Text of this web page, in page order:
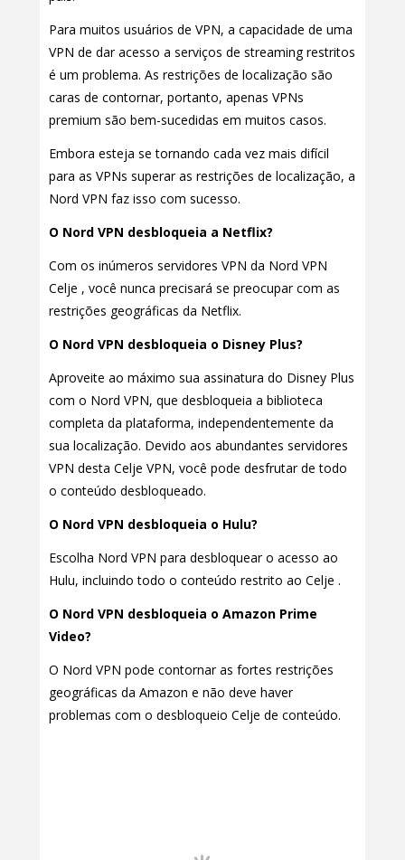
Para muitos usuários de VPN, a capacidade de uma
VPN de dar acesso a serviços de streaming restritos
é um problema. As restrições de localização são
caras de contornar, portanto, apenas VPNs
premium são bem-sucedidas em muitos casos.
Embora esteja se tornando cada vez mais difícil
para as VPNs superar as restrições de localização, a
Nord VPN faz isso com sucesso.
O Nord VPN desbloqueia a Netflix?
Com os inúmeros servidores VPN da Nord VPN
Celje , você nunca precisará se preocupar com as
restrições geográficas da Netflix.
O Nord VPN desbloqueia o Disney Plus?
Aproveite ao máximo sua assinatura do Disney Plus
com o Nord VPN, que desbloqueia a biblioteca
completa da plataforma, independentemente da
sua localização. Devido aos abundantes servidores
VPN desta Celje VPN, você pode desfrutar de todo
o conteúdo desbloqueado.
O Nord VPN desbloqueia o Hulu?
Escolha Nord VPN para desbloquear o acesso ao
Hulu, incluindo todo o conteúdo restrito ao Celje .
O Nord VPN desbloqueia o Amazon Prime
Video?
O Nord VPN pode contornar as fortes restrições
geográficas da Amazon e não deve haver
problemas com o desbloqueio Celje de conteúdo.